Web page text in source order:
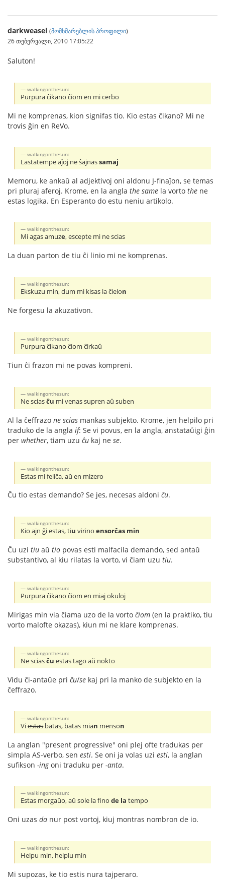
darkweasel (მომხმარებლის პროფილი)
26 თებერვალი, 2010 17:05:22
Saluton!
walkingonthesun:
Purpura ĉikano ĉiom en mi cerbo
Mi ne komprenas, kion signifas tio. Kio estas ĉikano? Mi ne
trovis ĝin en ReVo.
walkingonthesun:
Lastatempe aĵoj ne ŝajnassamaj
Memoru, ke ankaŭ al adjektivoj oni aldonu J-finaĵon, se temas
pri pluraj aferoj. Krome, en la angla the same la vorto the ne
estas logika. En Esperanto do estu neniu artikolo.
walkingonthesun:
Mi agas amuze, escepte mi ne scias
La duan parton de tiu ĉi linio mi ne komprenas.
walkingonthesun:
Ekskuzu min, dum mi kisas la ĉielon
Ne forgesu la akuzativon.
walkingonthesun:
Purpura ĉikano ĉiom ĉirkaŭ
Tiun ĉi frazon mi ne povas kompreni.
walkingonthesun:
Ne sciasĉu mi venas supren aŭ suben
Al la ĉeffrazo ne scias mankas subjekto. Krome, jen helpilo pri
traduko de la angla if: Se vi povus, en la angla, anstataŭigi ĝin
per whether, tiam uzu ĉu kaj ne se.
walkingonthesun:
Estas mi feliĉa, aŭ en mizero
Ĉu tio estas demando? Se jes, necesas aldoni ĉu.
walkingonthesun:
Kio ajn ĝi estas, tiu virinoensorĉas min
Ĉu uzi tiu aŭ tio povas esti malfacila demando, sed antaŭ
substantivo, al kiu rilatas la vorto, vi ĉiam uzu tiu.
walkingonthesun:
Purpura ĉikano ĉiom en miaj okuloj
Mirigas min via ĉiama uzo de la vorto ĉiom (en la praktiko, tiu
vorto malofte okazas), kiun mi ne klare komprenas.
walkingonthesun:
Ne sciasĉu estas tago aŭ nokto
Vidu ĉi-antaŭe pri ĉu/se kaj pri la manko de subjekto en la
ĉeffrazo.
walkingonthesun:
Viestasbatas, batas mian menson
La anglan "present progressive" oni plej ofte tradukas per
simpla AS-verbo, sen esti. Se oni ja volas uzi esti, la anglan
sufikson -ingoni traduku per -anta.
walkingonthesun:
Estas morgaŭo, aŭ sole la finode la tempo
Oni uzas da nur post vortoj, kiuj montras nombron de io.
walkingonthesun:
Helpu min, helplu min
Mi supozas, ke tio estis nura tajperaro.